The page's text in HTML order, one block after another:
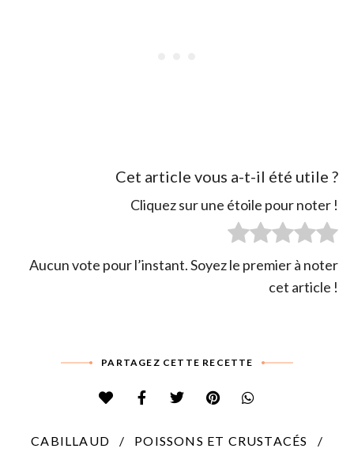
Cet article vous a-t-il été utile ?
Cliquez sur une étoile pour noter !
Aucun vote pour l’instant. Soyez le premier à noter
cet article !
PARTAGEZ CETTE RECETTE
CABILLAUD
POISSONS ET CRUSTACÉS